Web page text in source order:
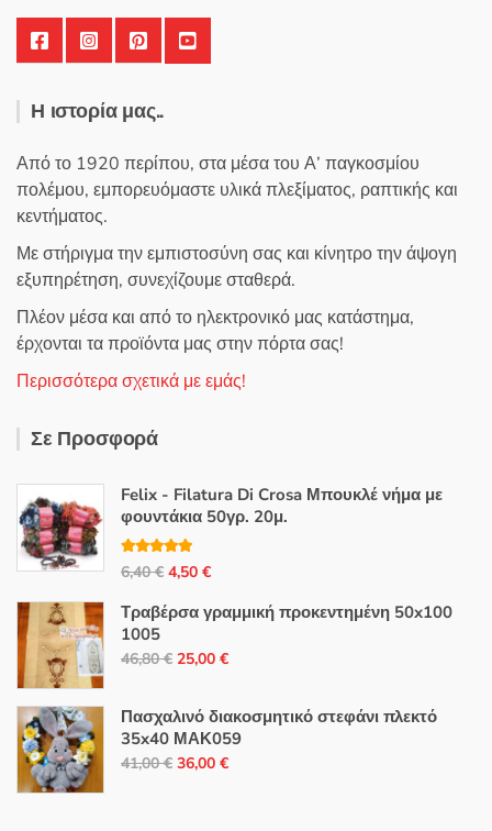
Η ιστορία μας..
Από το 1920 περίπου, στα μέσα του Α’ παγκοσμίου
πολέμου, εμπορευόμαστε υλικά πλεξίματος, ραπτικής και
κεντήματος.
Με στήριγμα την εμπιστοσύνη σας και κίνητρο την άψογη
εξυπηρέτηση, συνεχίζουμε σταθερά.
Πλέον μέσα και από το ηλεκτρονικό μας κατάστημα,
έρχονται τα προϊόντα μας στην πόρτα σας!
Περισσότερα σχετικά με εμάς!
Σε Προσφορά
Felix - Filatura Di Crosa Μπουκλέ νήμα με
φουντάκια 50γρ. 20μ.
Βαθμολογή
θηκε με 5.00
6,40€ Original
was:
6,40 €.
4,50 €Η
τιμή
είναι:
Τραβέρσα γραμμική προκεντημένη 50x100
1005
46,80€ Original
was:
46,80 €.
25,00 €Η
τιμή
είναι:
25,00 €.
Πασχαλινό διακοσμητικό στεφάνι πλεκτό
35x40 ΜΑΚ059
41,00€ Original
36,00 €Η